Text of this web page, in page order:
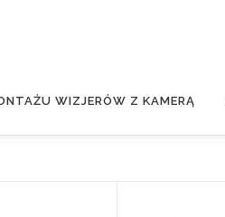
WIZJERÓW Z KAMERĄ